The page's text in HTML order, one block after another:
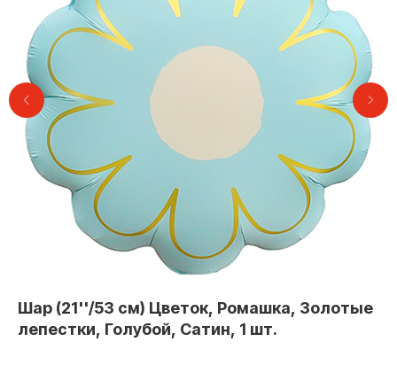
Шар (21''/53 см) Цветок, Ромашка, Золотые
лепестки, Голубой, Сатин, 1 шт.
Контакты
+7 (495) 005-03-13
help@upakovali.online